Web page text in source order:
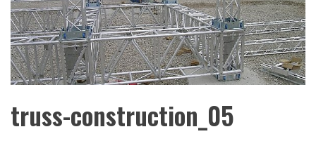
truss-construction_05